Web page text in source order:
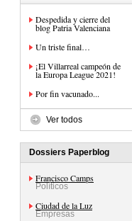
Despedida y cierre del
blog Patria Valenciana
Un triste final…
¡El Villarreal campeón de
la Europa League 2021!
Por fin vacunado...
Ver todos
Dossiers Paperblog
Francisco Camps
Políticos
Ciudad de la Luz
Empresas